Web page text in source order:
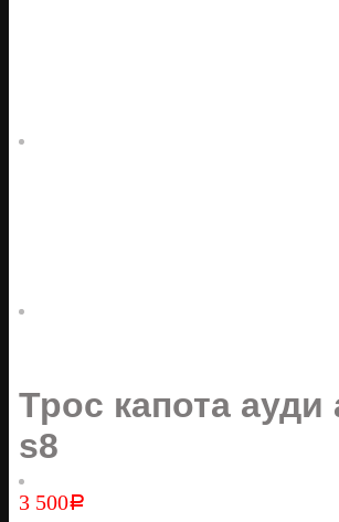
Трос капота ауди
s8
3 500Р